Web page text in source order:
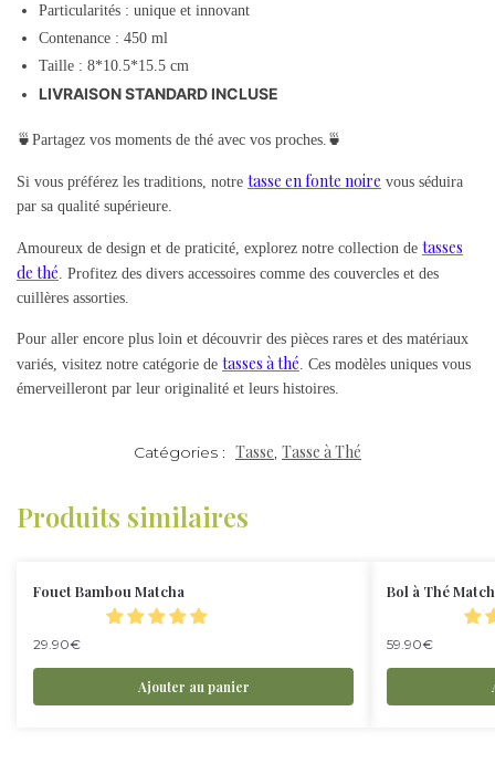
Particularités : unique et innovant
Contenance : 450 ml
Taille : 8*10.5*15.5 cm
LIVRAISON STANDARD INCLUSE
🍵Partagez vos moments de thé avec vos proches.🍵
Si vous préférez les traditions, notre tasse en fonte noire vous séduira
par sa qualité supérieure.
Amoureux de design et de praticité, explorez notre collection de tasses
de thé. Profitez des divers accessoires comme des couvercles et des
cuillères assorties.
Pour aller encore plus loin et découvrir des pièces rares et des matériaux
variés, visitez notre catégorie de tasses à thé. Ces modèles uniques vous
émerveilleront par leur originalité et leurs histoires.
Catégories : Tasse, Tasse à Thé
Produits similaires
Fouet Bambou Matcha
29.90€
Ajouter au panier
Bol à Thé
59.90€